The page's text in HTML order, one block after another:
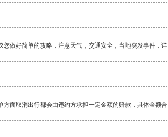
做好简单的攻略，注意天气，交通安全，当地突发事件，详
面取消出行都会由违约方承担一定金额的赔款，具体金额合